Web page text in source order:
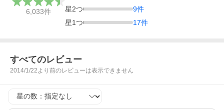
6,033件
星2つ 9件
星1つ 17件
すべてのレビュー
2014/1/22より前のレビューは表示できません
星の数